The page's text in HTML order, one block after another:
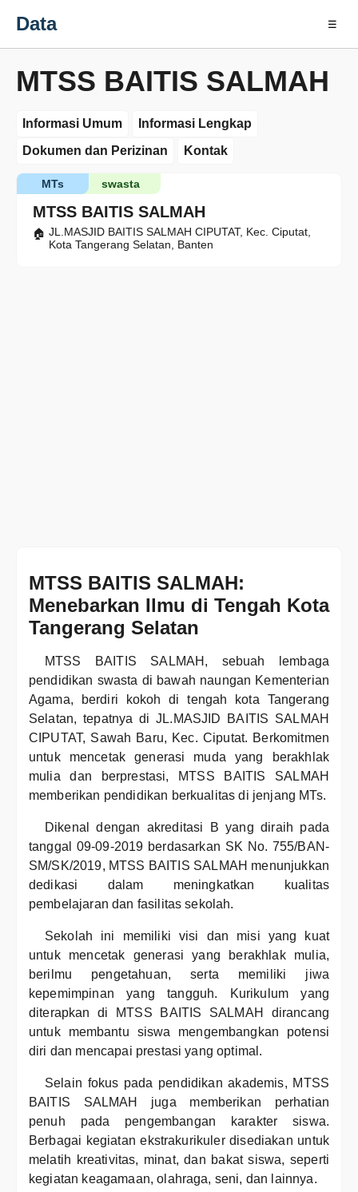
Data ☰
MTSS BAITIS SALMAH
Informasi Umum
Informasi Lengkap
Dokumen dan Perizinan
Kontak
MTSS BAITIS SALMAH
swasta
MTs
JL.MASJID BAITIS SALMAH CIPUTAT, Kec. Ciputat,
Kota Tangerang Selatan, Banten
MTSS BAITIS SALMAH:
Menebarkan Ilmu di Tengah Kota
Tangerang Selatan
MTSS BAITIS SALMAH, sebuah lembaga
pendidikan swasta di bawah naungan Kementerian
Agama, berdiri kokoh di tengah kota Tangerang
Selatan, tepatnya di JL.MASJID BAITIS SALMAH
CIPUTAT, Sawah Baru, Kec. Ciputat. Berkomitmen
untuk mencetak generasi muda yang berakhlak
mulia dan berprestasi, MTSS BAITIS SALMAH
memberikan pendidikan berkualitas di jenjang MTs.
Dikenal dengan akreditasi B yang diraih pada
tanggal 09-09-2019 berdasarkan SK No. 755/BAN-
SM/SK/2019, MTSS BAITIS SALMAH menunjukkan
dedikasi dalam meningkatkan kualitas
pembelajaran dan fasilitas sekolah.
Sekolah ini memiliki visi dan misi yang kuat
untuk mencetak generasi yang berakhlak mulia,
berilmu pengetahuan, serta memiliki jiwa
kepemimpinan yang tangguh. Kurikulum yang
diterapkan di MTSS BAITIS SALMAH dirancang
untuk membantu siswa mengembangkan potensi
diri dan mencapai prestasi yang optimal.
Selain fokus pada pendidikan akademis, MTSS
BAITIS SALMAH juga memberikan perhatian
penuh pada pengembangan karakter siswa.
Berbagai kegiatan ekstrakurikuler disediakan untuk
melatih kreativitas, minat, dan bakat siswa, seperti
kegiatan keagamaan, olahraga, seni, dan lainnya.